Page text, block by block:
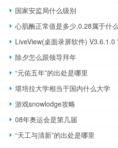
国家安监局什么级别
心肌酶正常值是多少,0.28属于什
除夕怎么跟领导拜年
“元佑五年”的出处是哪里
堪培拉大学相当于国内什么大学
游戏snowlodge攻略
08年奥运会是第几届
“天工与清新”的出处是哪里